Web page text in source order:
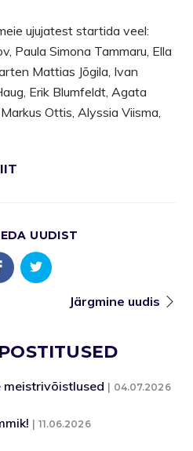
ujujatest startida veel:
Paula Simona Tammaru, Ella
Mattias Jõgila, Ivan
Erik Blumfeldt, Agata
Ottis, Alyssia Viisma,
UUDIST
Järgmine uudis
04.07.2026
11.06.2026